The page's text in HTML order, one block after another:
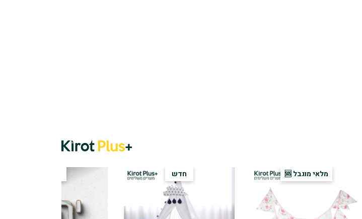
חדש מלאי מוגבל 🆘